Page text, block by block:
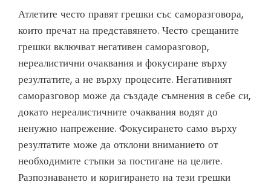
Атлетите често правят грешки със саморазговора,
които пречат на представянето. Често срещаните
грешки включват негативен саморазговор,
нереалистични очаквания и фокусиране върху
резултатите, а не върху процесите. Негативният
саморазговор може да създаде съмнения в себе си,
докато нереалистичните очаквания водят до
ненужно напрежение. Фокусирането само върху
резултатите може да отклони вниманието от
необходимите стъпки за постигане на целите.
Разпознаването и коригирането на тези грешки